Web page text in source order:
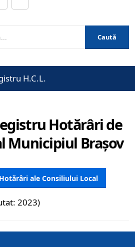
Caută
H.C.L.
Hotărâri de
Municipiul Brașov
ale Consiliului Local
2023)